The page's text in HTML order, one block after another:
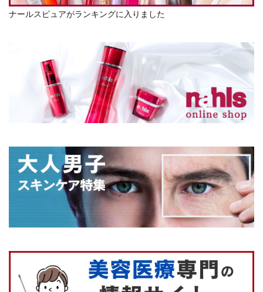
ナールスピュアがランキングに入りました